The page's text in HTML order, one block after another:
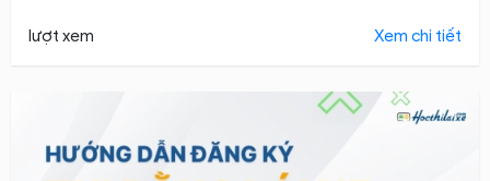
lượt xem Xem chi tiết